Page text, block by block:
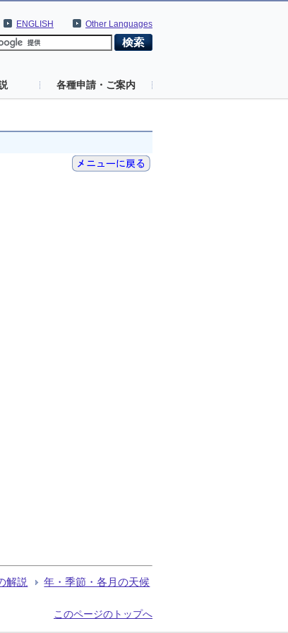
Other Languages
ENGLISH
各種申請・ご案内
解説 年・季節・各月の天候
このページのトップへ